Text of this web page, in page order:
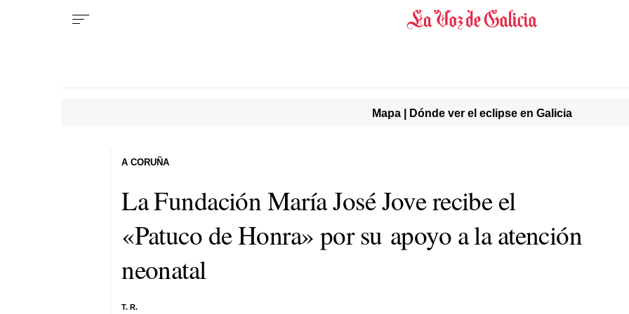
Mapa | Dónde ver el eclipse en Galicia
La Fundación María José Jove recibe el
«Patuco de Honra» por su apoyo a la atención
neonatal
T. R.
A CORUÑA